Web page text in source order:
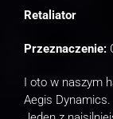
Retaliator
Przeznaczenie:
I oto w naszym
Aegis Dynamics.